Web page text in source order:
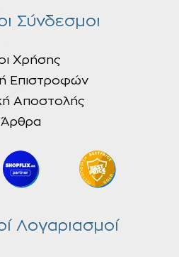
Σύνδεσμοι
Χρήσης
Επιστροφών
Αποστολής
Άρθρα
Λογαριασμοί